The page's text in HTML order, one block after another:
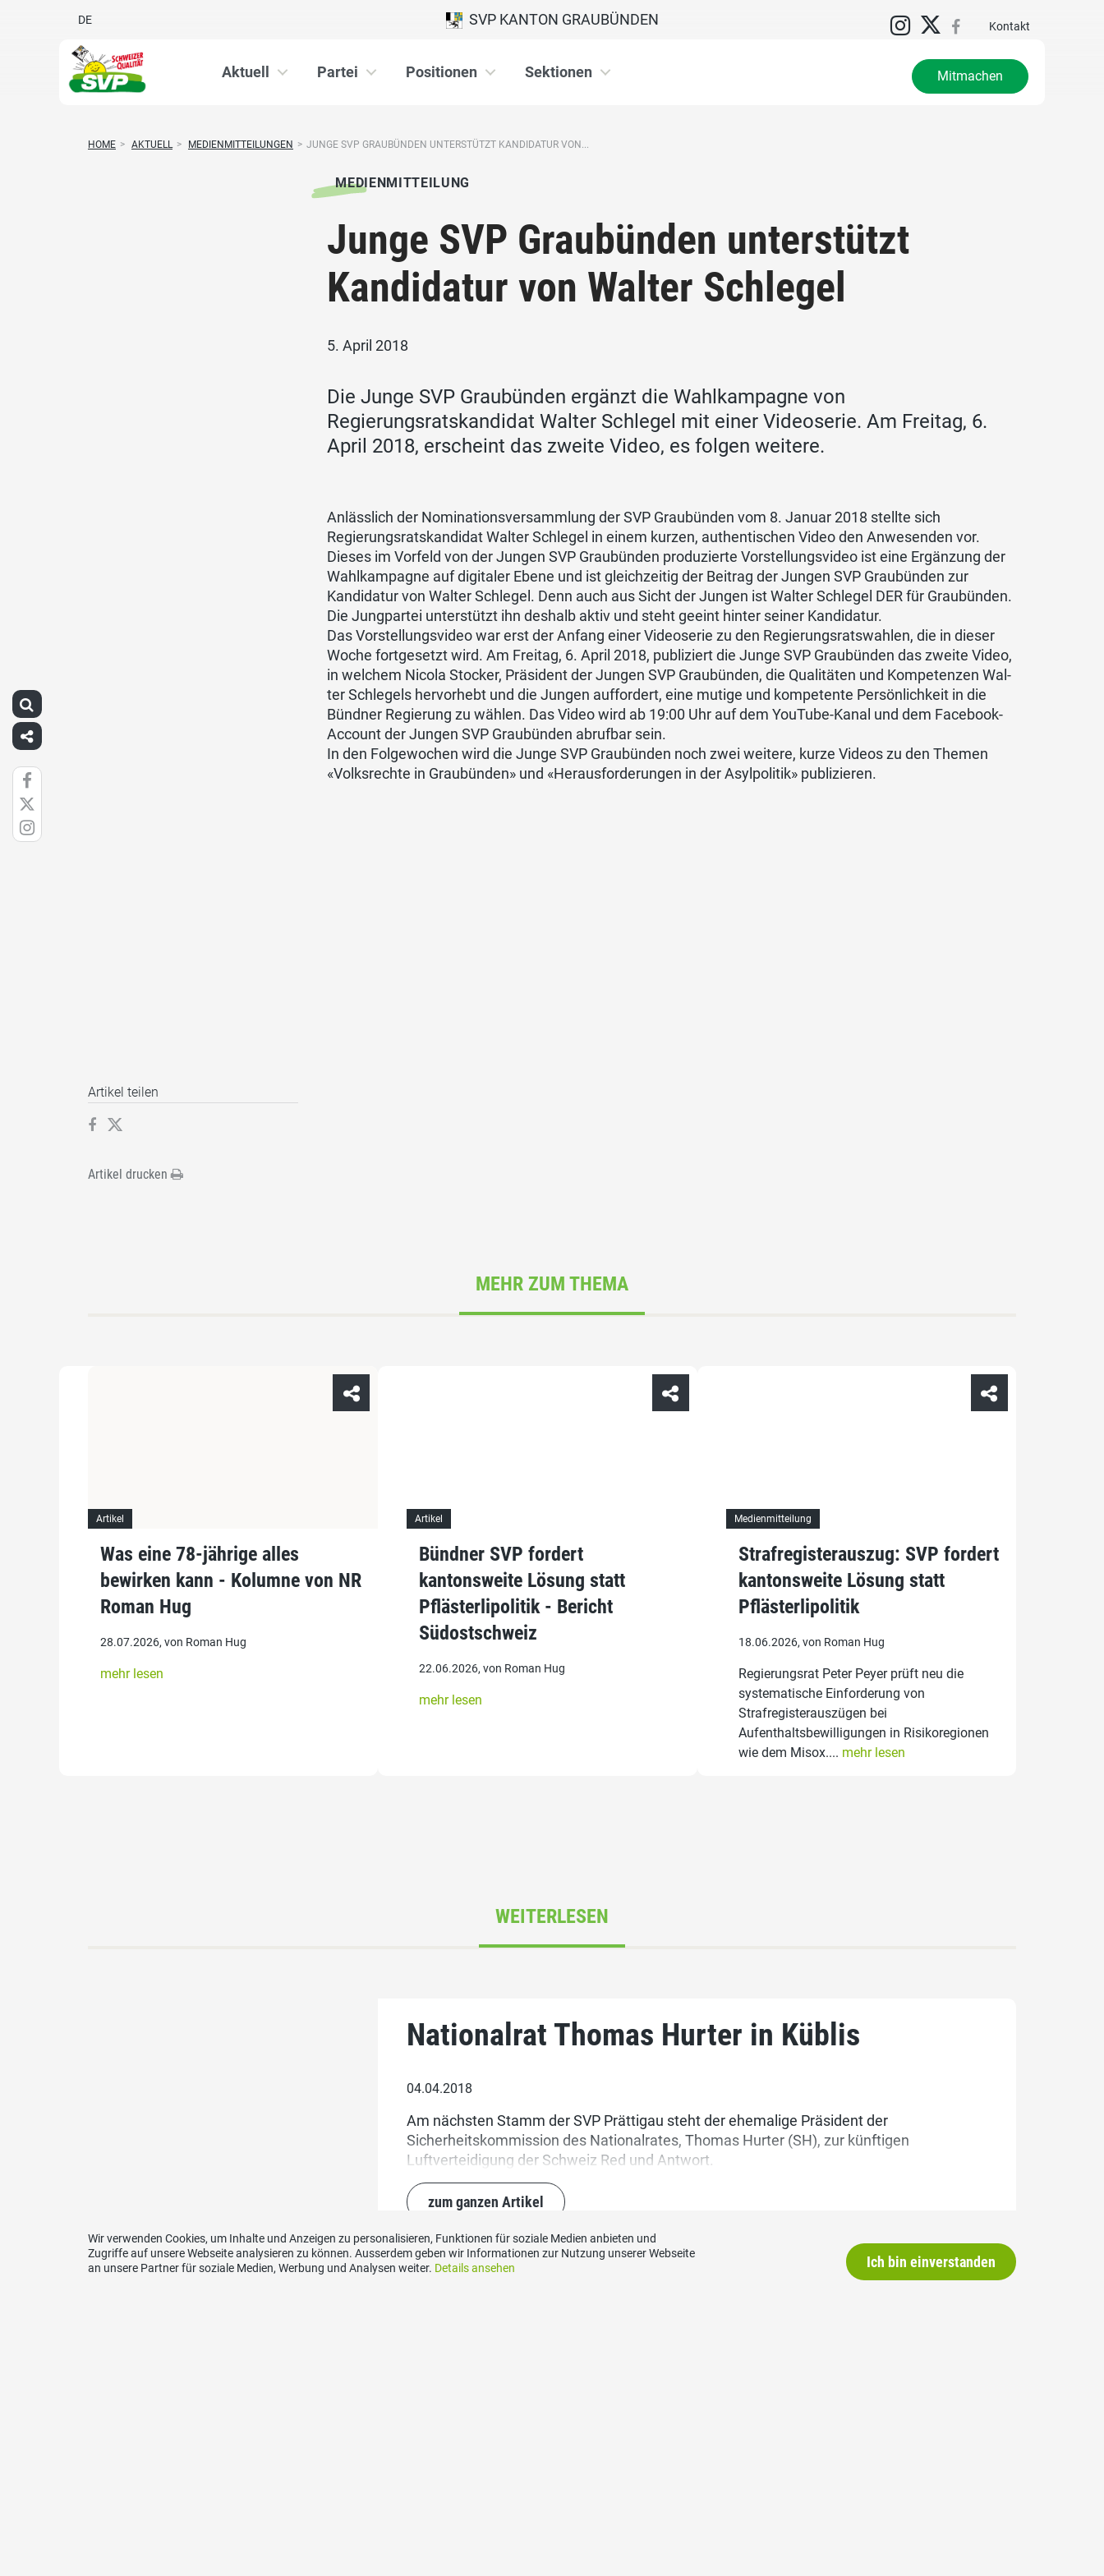
DE Kontakt
SVP KANTON GRAUBÜNDEN
Aktuell Partei Positionen Sektionen Mitmachen
HOME > AKTUELL > MEDIENMITTEILUNGEN > JUNGE SVP GRAUBÜNDEN UNTERSTÜTZT KANDIDATUR VON...
MEDIENMITTEILUNG
Junge SVP Graubünden unterstützt
Kandidatur von Walter Schlegel
5. April 2018
Die Junge SVP Graubünden ergänzt die Wahlkampagne von
Regierungsratskandidat Walter Schlegel mit einer Videoserie. Am Freitag, 6.
April 2018, erscheint das zweite Video, es folgen weitere.
Anlässlich der Nominationsversammlung der SVP Graubünden vom 8. Januar 2018 stellte sich
Regierungsratskandidat Walter Schlegel in einem kurzen, authentischen Video den Anwesenden vor.
Dieses im Vorfeld von der Jungen SVP Graubünden produzierte Vorstellungsvideo ist eine Ergänzung der
Wahlkampagne auf digitaler Ebene und ist gleichzeitig der Beitrag der Jungen SVP Graubünden zur
Kandidatur von Walter Schlegel. Denn auch aus Sicht der Jungen ist Walter Schlegel DER für Graubünden.
Die Jungpartei unterstützt ihn deshalb aktiv und steht geeint hinter seiner Kandidatur.
Das Vorstellungsvideo war erst der Anfang einer Videoserie zu den Regierungsratswahlen, die in dieser
Woche fortgesetzt wird. Am Freitag, 6. April 2018, publiziert die Junge SVP Graubünden das zweite Video,
in welchem Nicola Stocker, Präsident der Jungen SVP Graubünden, die Qualitäten und Kompetenzen Wal-
ter Schlegels hervorhebt und die Jungen auffordert, eine mutige und kompetente Persönlichkeit in die
Bündner Regierung zu wählen. Das Video wird ab 19:00 Uhr auf dem YouTube-Kanal und dem Facebook-
Account der Jungen SVP Graubünden abrufbar sein.
In den Folgewochen wird die Junge SVP Graubünden noch zwei weitere, kurze Videos zu den Themen
«Volksrechte in Graubünden» und «Herausforderungen in der Asylpolitik» publizieren.
Artikel teilen
Artikel drucken
MEHR ZUM THEMA
Artikel
Was eine 78-jährige alles
bewirken kann - Kolumne von NR
Roman Hug
28.07.2026, von Roman Hug
mehr lesen
Artikel
Bündner SVP fordert
kantonsweite Lösung statt
Pflästerlipolitik - Bericht
Südostschweiz
22.06.2026, von Roman Hug
mehr lesen
Medienmitteilung
Strafregisterauszug: SVP fordert
kantonsweite Lösung statt
Pflästerlipolitik
18.06.2026, von Roman Hug
Regierungsrat Peter Peyer prüft neu die
systematische Einforderung von
Strafregisterauszügen bei
Aufenthaltsbewilligungen in Risikoregionen
wie dem Misox.... mehr lesen
WEITERLESEN
Nationalrat Thomas Hurter in Küblis
04.04.2018
Am nächsten Stamm der SVP Prättigau steht der ehemalige Präsident der
Sicherheitskommission des Nationalrates, Thomas Hurter (SH), zur künftigen
Luftverteidigung der Schweiz Red und Antwort.
zum ganzen Artikel
Wir verwenden Cookies, um Inhalte und Anzeigen zu personalisieren, Funktionen für soziale Medien anbieten und
Zugriffe auf unsere Webseite analysieren zu können. Ausserdem geben wir Informationen zur Nutzung unserer Webseite
an unsere Partner für soziale Medien, Werbung und Analysen weiter. Details ansehen Ich bin einverstanden